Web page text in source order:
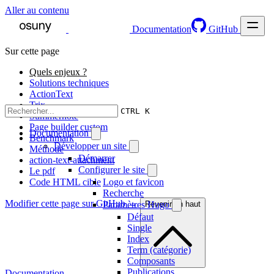
Aller au contenu
Documentation
GitHub
CTRL K
Documentation
Développer un site
Démarrer
Configurer le site
Logo et favicon
Recherche
Paramètres Hugo
Défaut
Single
Index
Term (catégorie)
Composants
Publications
Sur cette page
Quels enjeux ?
Solutions techniques
ActionText
Trix
Summernote
Page builder custom
Benchmark
Méthode
action-text-attachment
Le pdf
Code HTML cible
Modifier cette page sur GitHub → Revenir en haut